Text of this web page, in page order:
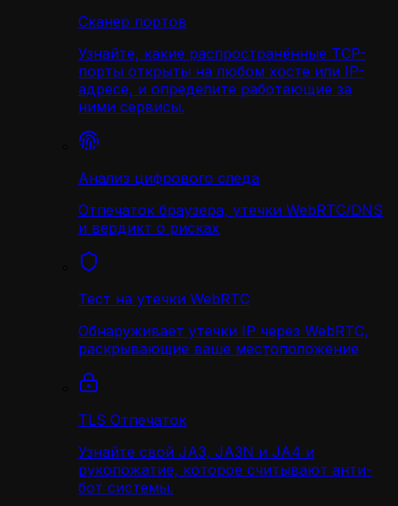
Сканер портов
Узнайте, какие распространённые TCP-
порты открыты на любом хосте или IP-
адресе, и определите работающие за
ними сервисы.
Анализ цифрового следа
Отпечаток браузера, утечки WebRTC/DNS
и вердикт о рисках
Тест на утечки WebRTC
Обнаруживает утечки IP через WebRTC,
раскрывающие ваше местоположение
TLS Отпечаток
Узнайте свой JA3, JA3N и JA4 и
рукопожатие, которое считывают анти-
бот системы.